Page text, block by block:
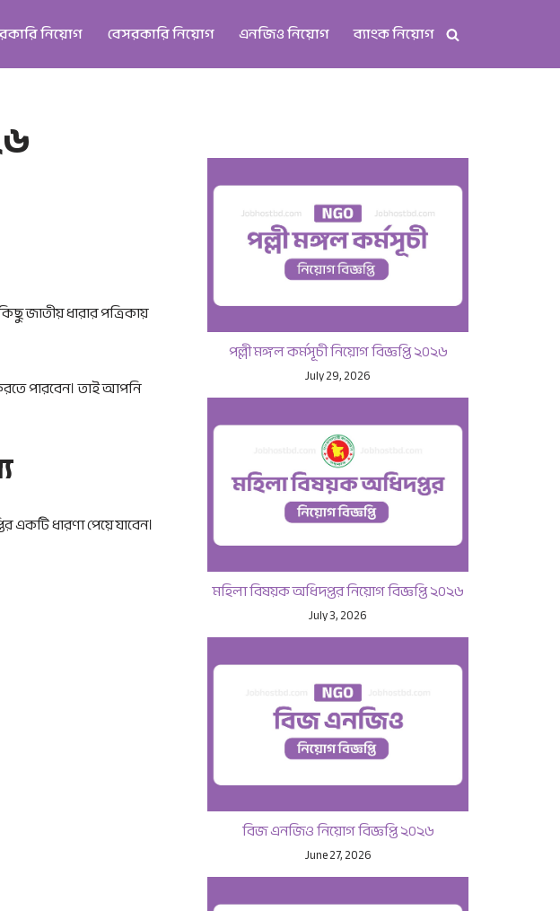
নিয়োগ বেসরকারি নিয়োগ এনজিও নিয়োগ ব্যাংক নিয়োগ
জাতীয় ধারার পত্রিকায়
পারবেন। তাই আপনি
ধারণা পেয়ে যাবেন।
পল্লী মঙ্গল কর্মসূচী নিয়োগ বিজ্ঞপ্তি ২০২৬
July 29, 2026
মহিলা বিষয়ক অধিদপ্তর নিয়োগ বিজ্ঞপ্তি ২০২৬
July 3, 2026
বিজ এনজিও নিয়োগ বিজ্ঞপ্তি ২০২৬
June 27, 2026